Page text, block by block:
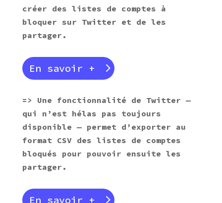
créer des listes de comptes à
bloquer sur Twitter et de les
partager.
En savoir +
=> Une fonctionnalité de Twitter —
qui n’est hélas pas toujours
disponible — permet d’exporter au
format CSV des listes de comptes
bloqués pour pouvoir ensuite les
partager.
En savoir +